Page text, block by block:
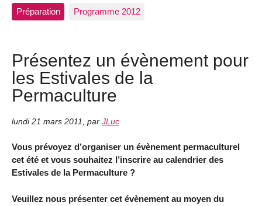
Préparation Programme 2012
Présentez un évènement pour
les Estivales de la
Permaculture
lundi 21 mars 2011 par JLuc
Vous prévoyez d’organiser un évènement permaculturel
cet été et vous souhaitez l’inscrire au calendrier des
Estivales de la Permaculture ?
Veuillez nous présenter cet évènement au moyen du